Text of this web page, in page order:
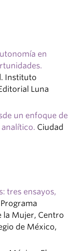
en
Instituto
Luna
un enfoque de
Ciudad
tres ensayos,
la Mujer, Centro
de México,